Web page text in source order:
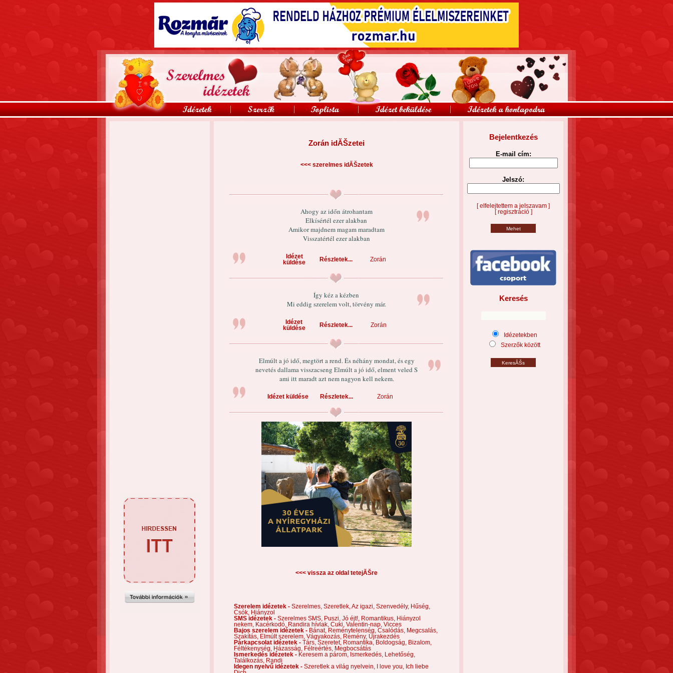
Zorán idĂŠzetei
<<< szerelmes idĂŠzetek
Ahogy az időn átrohantam
Elkísértél ezer alakban
Amikor majdnem magam maradtam
Visszatértél ezer alakban
Idézet
küldése
Részletek... Zorán
Így kéz a kézben
Mi eddig szerelem volt, törvény már.
Idézet
küldése
Részletek... Zorán
Elmúlt a jó idő, megtört a rend. És néhány mondat, és egy
nevetés dallama visszacseng Elmúlt a jó idő, elment veled S
ami itt maradt azt nem nagyon kell nekem.
Idézet küldése Részletek... Zorán
<<< vissza az oldal tetejĂŠre
Szerelem idézetek - Szerelmes, Szeretlek, Az igazi, Szenvedély, Hűség,
Csók,
Hiányzol
SMS idézetek - Szerelmes SMS, Puszi, Jó éjt!, Romantikus,
Hiányzol
nekem,
Kacérkodó, Randira hívlak, Cuki, Valentin-nap, Vicces
Bajos szerelem idézetek - Bánat, Reménytelenség, Csalódás,
Megcsalás,
Szakítás,
Elmúlt szerelem, Vágyakozás, Remény, Újrakezdés
Párkapcsolat idézetek - Társ, Szeretet, Romantika, Boldogság,
Bizalom,
Féltékenység,
Házasság, Félreértés,
Megbocsátás
Ismerkedés idézetek - Keresem a párom, Ismerkedés,
Lehetőség,
Találkozás,
Randi
Idegen nyelvű idézetek - Szeretlek a világ nyelvein, I love you,
Ich liebe
Bejelentkezés
E-mail cím:
Jelszó:
[ elfelejtettem a jelszavam ]
[ regisztráció ]
Keresés
Idézetekben
Szerzők között